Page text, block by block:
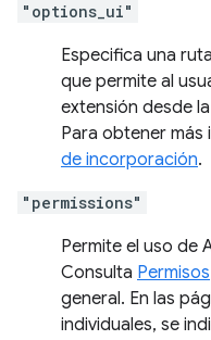
"options_ui"
Especifica una
que permite al
extensión desde
Para obtener
de incorporación.
"permissions"
Permite el uso de
Consulta Permisos
general. En las
individuales, se